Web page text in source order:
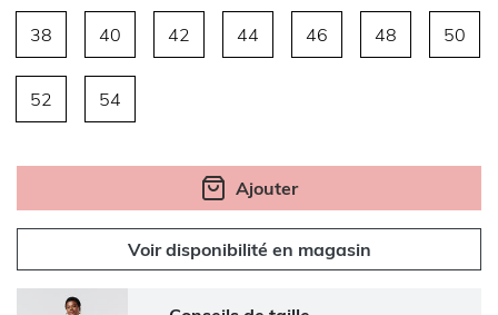
38 40 42 44 46 48 50
52 54
Ajouter
Voir disponibilité en magasin